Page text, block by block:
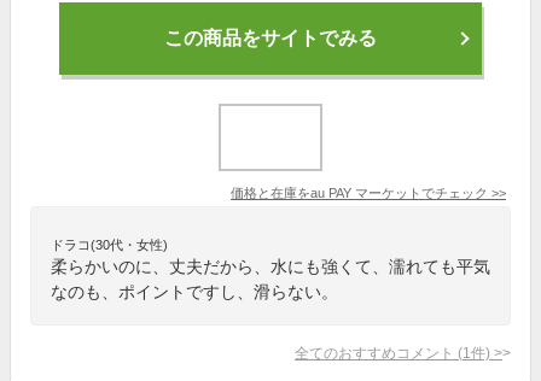
この商品をサイトでみる
価格と在庫をau PAY マーケット でチェック >>
ドラコ(30代・女性)
柔らかいのに、丈夫だから、水にも強くて、濡れても平気
なのも、ポイントですし、滑らない。
全てのおすすめコメント (1 件) >